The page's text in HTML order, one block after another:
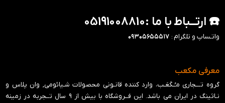
☎️ ارتــباط با ما :05191008810
واتـساپ و تلگرام : ۰۹۳۰۵۶۵۵۵۱۷
معرفی مکعب
گروه تـــجاری مـُـکَعَـب، وارد کننده قانـونی محصولات شـیائومی, وان پلاس و
نـاثینگ در ایران می باشد. این فــروشگاه با بیش از ۹ سال تــجربه در زمینه